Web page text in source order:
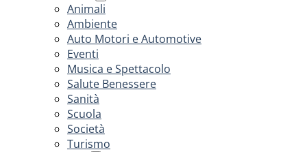
Animali
Ambiente
Auto Motori e Automotive
Eventi
Musica e Spettacolo
Salute Benessere
Sanità
Scuola
Società
Turismo